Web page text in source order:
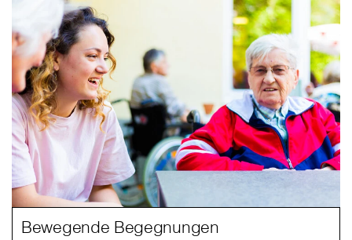
Bewegende Begegnungen